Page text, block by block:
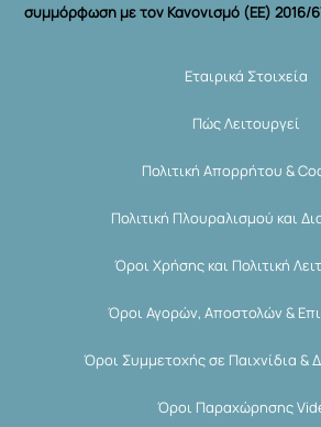
συμμόρφωση με τον Κανονισμό (ΕΕ) 2016/
Εταιρικά Στοιχεία
Πώς Λειτουργεί
Πολιτική Απορρήτου &
Πολιτική Πλουραλισμού και
Όροι Χρήσης και Πολιτική
Όροι Αγορών, Αποστολών &
Όροι Συμμετοχής σε Παιχνίδια &
Όροι Παραχώρησης